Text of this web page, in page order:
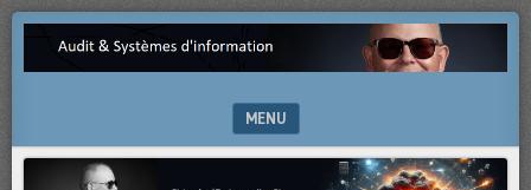
AUDIT
D'INFORMATION
Pistes
et
MENU
SKIP TO CONTENT